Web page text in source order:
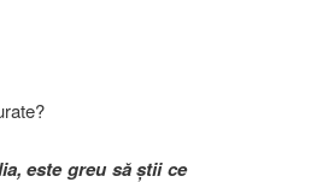
este greu să știi ce